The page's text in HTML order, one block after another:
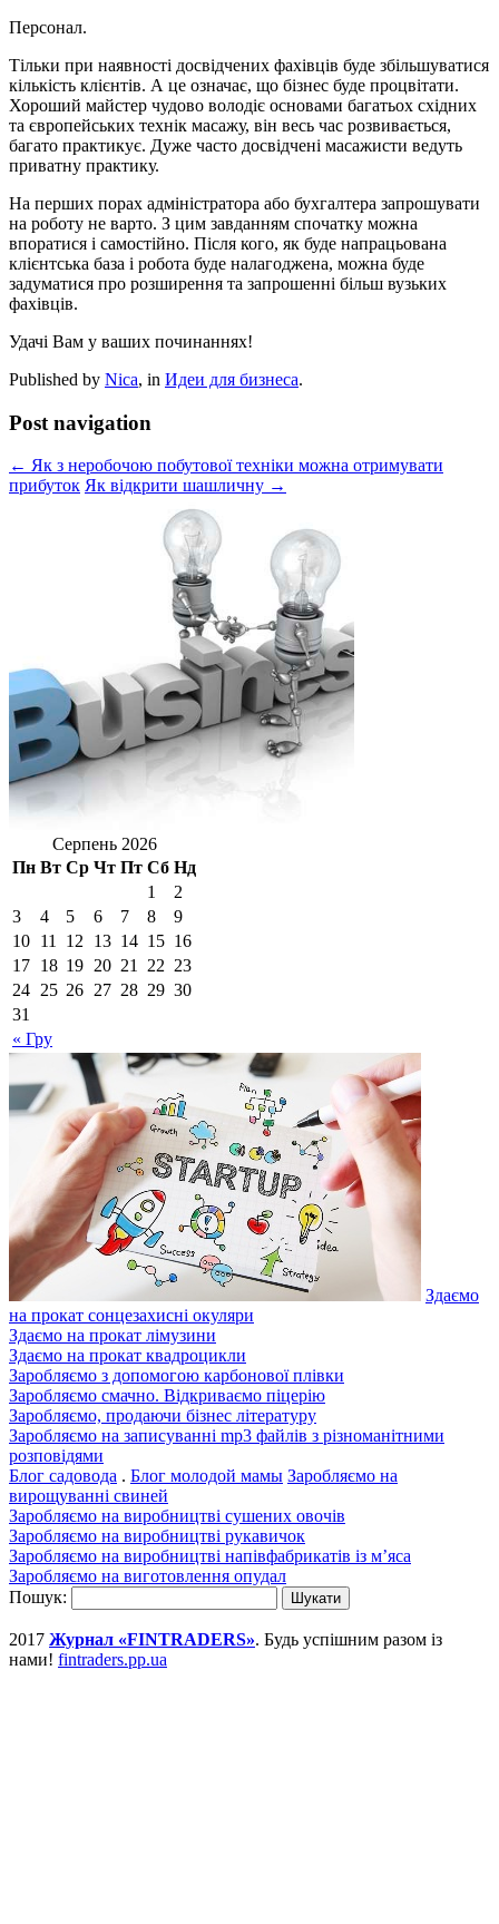
Персонал.
Тільки при наявності досвідчених фахівців буде збільшуватися
кількість клієнтів. А це означає, що бізнес буде процвітати.
Хороший майстер чудово володіє основами багатьох східних
та європейських технік масажу, він весь час розвивається,
багато практикує. Дуже часто досвідчені масажисти ведуть
приватну практику.
На перших порах адміністратора або бухгалтера запрошувати
на роботу не варто. З цим завданням спочатку можна
впоратися і самостійно. Після кого, як буде напрацьована
клієнтська база і робота буде налагоджена, можна буде
задуматися про розширення та запрошенні більш вузьких
фахівців.
Удачі Вам у ваших починаннях!
Published by Nica, in Идеи для бизнеса.
Post navigation
← Як з неробочою побутової техніки можна отримувати
прибуток Як відкрити шашличну →
Серпень 2026
Пн Вт Ср Чт Пт Сб Нд
« Гру
1
2
3
4 5 6 7 8
9
10 11 12 13 14 15 16
17 18 19 20 21 22 23
24 25 26 27 28 29 30
31
Здаємо
на прокат сонцезахисні окуляри
Здаємо на прокат лімузини
Здаємо на прокат квадроцикли
Заробляємо з допомогою карбонової плівки
Заробляємо смачно. Відкриваємо піцерію
Заробляємо, продаючи бізнес літературу
Заробляємо на записуванні mp3 файлів з різноманітними
розповідями
Блог садовода . Блог молодой мамы Заробляємо на
вирощуванні свиней
Заробляємо на виробництві сушених овочів
Заробляємо на виробництві рукавичок
Заробляємо на виробництві напівфабрикатів із м’яса
Заробляємо на виготовлення опудал
Пошук:
2017 Журнал «FINTRADERS». Будь успішним разом із
нами! fintraders.pp.ua